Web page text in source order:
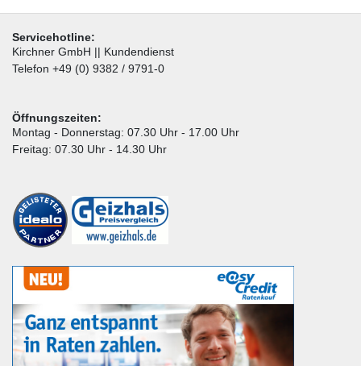
Servicehotline:
Kirchner GmbH || Kundendienst
Telefon +49 (0) 9382 / 9791-0
Öffnungszeiten:
Montag - Donnerstag: 07.30 Uhr - 17.00 Uhr
Freitag: 07.30 Uhr - 14.30 Uhr